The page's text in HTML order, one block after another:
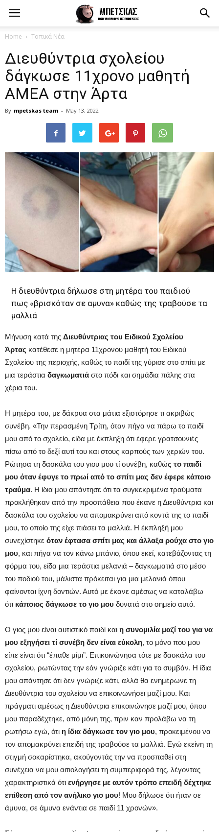
Home Τοπικά Νέα
Διευθύντρια σχολείου
δάγκωσε 11χρονο μαθητή
ΑΜΕΑ στην Άρτα
By mpetskas team - May 13, 2022
Η διευθύντρια δήλωσε στη μητέρα του παιδιού
πως «βρισκόταν σε αμυνα» καθώς της τραβούσε τα
μαλλιά
Μήνυση κατά της Διευθύντριας του Ειδικού Σχολείου
Άρτας κατέθεσε η μητέρα 11χρονου μαθητή του Ειδικού
Σχολείου της περιοχής, καθώς το παιδί της γύρισε στο σπίτι με
μια τεράστια δαγκωματιά στο πόδι και σημάδια πάλης στα
χέρια του.
Η μητέρα του, με δάκρυα στα μάτια εξιστόρησε τι ακριβώς
συνέβη. «Την περασμένη Τρίτη, όταν πήγα να πάρω το παιδί
μου από το σχολείο, είδα με έκπληξη ότι έφερε γρατσουνιές
πίσω από το δεξί αυτί του και στους καρπούς των χεριών του.
Ρώτησα τη δασκάλα του γιου μου τί συνέβη, καθώς το παιδί
μου όταν έφυγε το πρωί από το σπίτι μας δεν έφερε κάποιο
τραύμα. Η ίδια μου απάντησε ότι τα συγκεκριμένα τραύματα
προκλήθηκαν από την προσπάθεια που έκανε η Διευθύντρια και
δασκάλα του σχολείου να απομακρύνει από κοντά της το παιδί
μου, το οποίο της είχε πιάσει τα μαλλιά. Η έκπληξή μου
συνεχίστηκε όταν έφτασα σπίτι μας και άλλαξα ρούχα στο γιο
μου, και πήγα να τον κάνω μπάνιο, όπου εκεί, κατεβάζοντας τη
φόρμα του, είδα μια τεράστια μελανιά – δαγκωματιά στο μέσο
του ποδιού του, μάλιστα πρόκειται για μια μελανιά όπου
φαίνονται ίχνη δοντιών. Αυτό με έκανε αμέσως να καταλάβω
ότι κάποιος δάγκωσε το γιο μου δυνατά στο σημείο αυτό.
Ο γιος μου είναι αυτιστικό παιδί και η συνομιλία μαζί του για να
μου εξηγήσει τί συνέβη δεν είναι εύκολη, το μόνο που μου
είπε είναι ότι “έπαθε μίμι”. Επικοινώνησα τότε με δασκάλα του
σχολείου, ρωτώντας την εάν γνώριζε κάτι για το συμβάν. Η ίδια
μου απάντησε ότι δεν γνώριζε κάτι, αλλά θα ενημέρωνε τη
Διευθύντρια του σχολείου να επικοινωνήσει μαζί μου. Και
πράγματι αμέσως η Διευθύντρια επικοινώνησε μαζί μου, όπου
μου παραδέχτηκε, από μόνη της, πριν καν προλάβω να τη
ρωτήσω εγώ, ότι η ίδια δάγκωσε τον γιο μου, προκειμένου να
τον απομακρύνει επειδή της τραβούσε τα μαλλιά. Εγώ εκείνη τη
στιγμή σοκαρίστηκα, ακούγοντάς την να προσπαθεί στη
συνέχεια να μου αιτιολογήσει τη συμπεριφορά της, λέγοντας
χαρακτηριστικά ότι ενήργησε με αυτόν τρόπο επειδή δέχτηκε
επίθεση από τον ανήλικο γιο μου! Μου δήλωσε ότι ήταν σε
άμυνα, σε άμυνα ενάντια σε παιδί 11 χρονών».